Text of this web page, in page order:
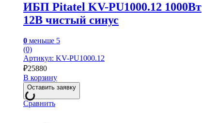
ИБП Pitatel KV-PU1000.12 1000Вт
12В чистый синус
0 меньше 5
(0)
Артикул: KV-PU1000.12
₽25880
В корзину
Оставить заявку
Сравнить